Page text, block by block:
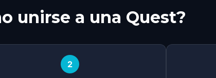
unirse a una Quest?
2